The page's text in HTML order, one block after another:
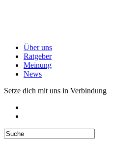
Über uns
Ratgeber
Meinung
News
Setze dich mit uns in Verbindung